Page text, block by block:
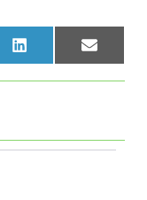
LinkedInEmail